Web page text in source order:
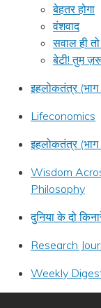
बेहतर होगा
वंशवाद
सवाल ही तो
बेटी! तुम
इहलोकतंत्र
Lifeconomics
इहलोकतंत्र
Wisdom
Philosophy
दुनिया के दो
Research
Weekly